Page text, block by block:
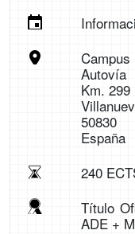
Autovía
Km. 299
50830
España
240
Título
ADE +